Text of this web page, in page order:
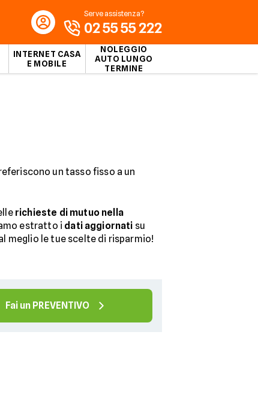
INTERNET CASA
E MOBILE
NOLEGGIO
AUTO LUNGO
TERMINE
Serve assistenza?
02 55 55 222
un tasso fisso a un
richieste di mutuo nella
estratto i dati aggiornati su
meglio le tue scelte di risparmio!
Fai un PREVENTIVO